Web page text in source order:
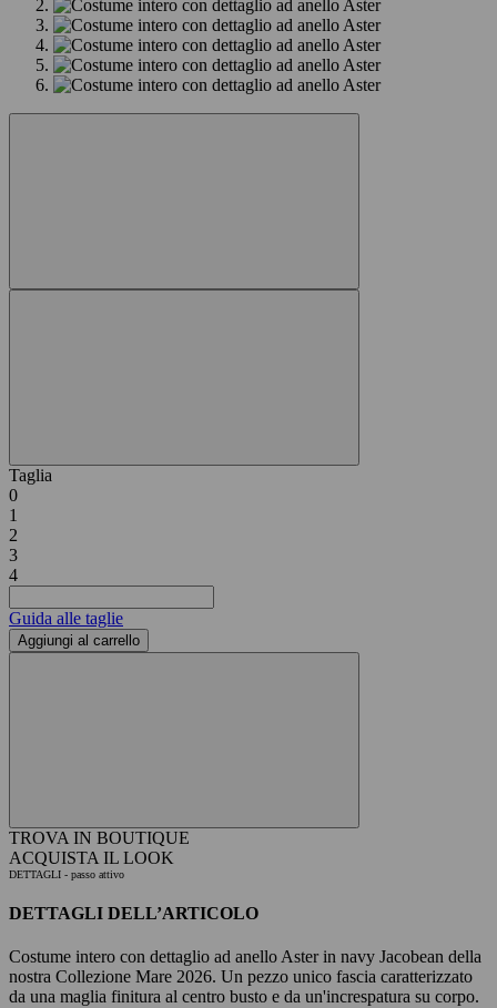
Taglia
0
1
2
3
4
Guida alle taglie
Aggiungi al carrello
TROVA IN BOUTIQUE
ACQUISTA IL LOOK
DETTAGLI - passo attivo
DETTAGLI DELL’ARTICOLO
Costume intero con dettaglio ad anello Aster in navy Jacobean della
nostra Collezione Mare 2026. Un pezzo unico fascia caratterizzato
da una maglia finitura al centro busto e da un'increspatura su corpo.